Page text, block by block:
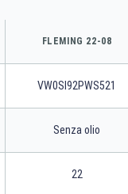
FLEMING 22-08
VW0SI92PWS521
Senza olio
22